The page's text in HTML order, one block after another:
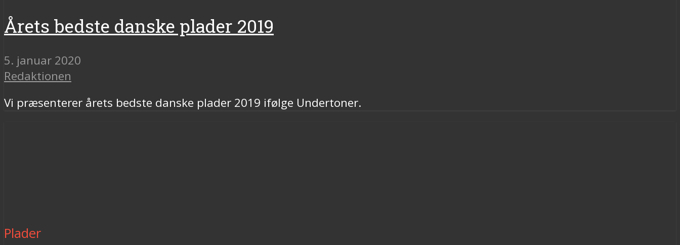
Årets bedste danske plader 2019
5. januar 2020
Redaktionen
Vi præsenterer årets bedste danske plader 2019 ifølge Undertoner.
Plader